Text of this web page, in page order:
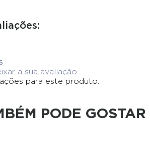
a sua avaliação
para este produto.
PODE GOSTAR